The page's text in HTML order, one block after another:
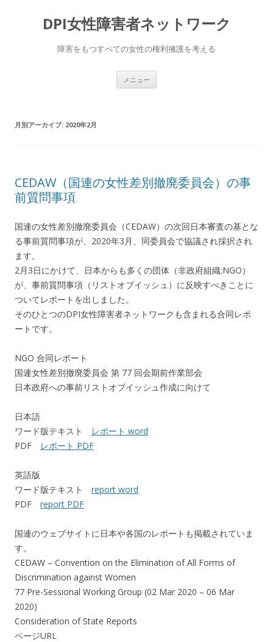
DPI女性障害者ネットワーク
障害をもつすべての女性の権利擁護を考える
メニュー
月別アーカイブ: 2020年2月
CEDAW（国連の女性差別撤廃委員会）の事
前質問事項
国連の女性差別撤廃委員会（CEDAW）の次回日本審査の基とな
る事前質問事項が、2020年3月、同委員会で協議され採択され
ます。
2月3日にかけて、日本からも多くの団体（非政府組織:NGO）
が、事前質問事項（リストオブイッシュ）に反映すべきことに
ついてレポートを出しました。
そのひとつのDPI女性障害者ネットワークも含まれる合同レポ
ートです。
NGO 合同レポート
国連女性差別撤廃委員会 第 77 回会期前作業部会
日本政府への事前リストオブイッシュ作成に向けて
日本語
ワード版テキスト
レポート word
PDF
レポート PDF
英語版
ワード版テキスト report word
PDF report PDF
国連のウェブサイトに日本や各国のレポートも掲載されていま
す。
CEDAW – Convention on the Elimination of All Forms of
Discrimination against Women
77 Pre-Sessional Working Group (02 Mar 2020 – 06 Mar
2020)
Consideration of State Reports
ページURL